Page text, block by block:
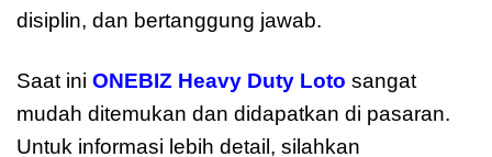
disiplin, dan bertanggung jawab.
Saat ini ONEBIZ Heavy Duty Loto sangat
mudah ditemukan dan didapatkan di pasaran.
Untuk informasi lebih detail, silahkan